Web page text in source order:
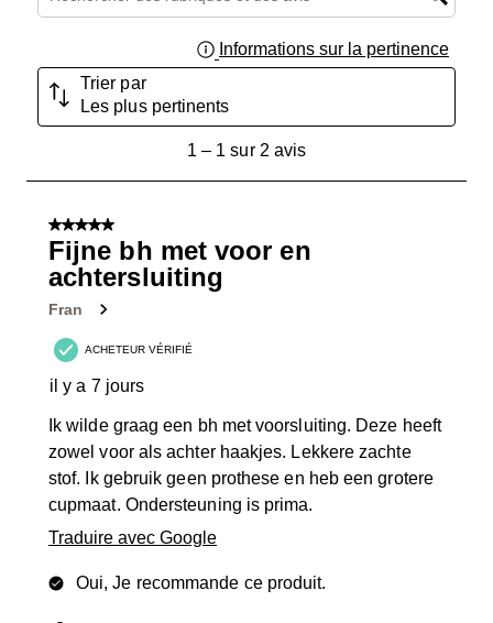
Informations sur la pertinence
Trier par
Les plus pertinents
sur
avis.
1– 1 sur 2 avis
5 sur 5 étoiles.
Fijne bh met voor en
achtersluiting
Fran
ACHETEUR VÉRIFIÉ
il y a 7 jours
Ik wilde graag een bh met voorsluiting. Deze heeft
zowel voor als achter haakjes. Lekkere zachte
stof. Ik gebruik geen prothese en heb een grotere
cupmaat. Ondersteuning is prima.
Traduire avec Google
Oui, Je recommande ce produit.